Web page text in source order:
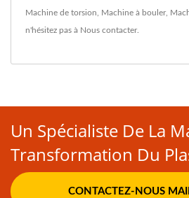
Machine de torsion Machine à bouler,
n'hésitez pas à Nous contacter.
Un Spécialiste De La
Transformation Du
CONTACTEZ-NOUS